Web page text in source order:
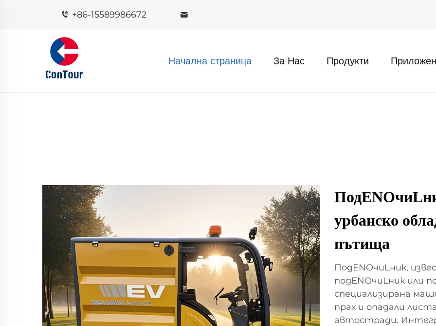
+86-15589986672
Начална страница За Нас Продукти
урбанско
пътища
ПодENOчиLник,
подENOчиLник или
специализирана
прах и опадали
автостради.